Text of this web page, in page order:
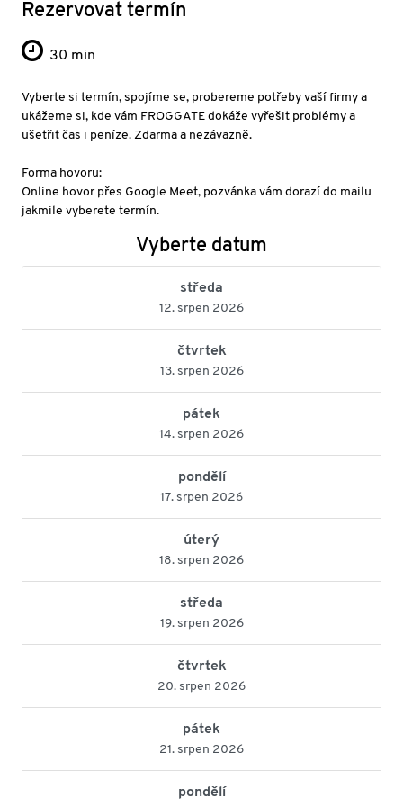
Rezervovat termín
30 min
Vyberte si termín, spojíme se, probereme potřeby vaší firmy a
ukážeme si, kde vám FROGGATE dokáže vyřešit problémy a
ušetřit čas i peníze. Zdarma a nezávazně.
Forma hovoru:
Online hovor přes Google Meet, pozvánka vám dorazí do mailu
jakmile vyberete termín.
Vyberte datum
středa
12. srpen 2026
čtvrtek
13. srpen 2026
pátek
14. srpen 2026
pondělí
17. srpen 2026
úterý
18. srpen 2026
středa
19. srpen 2026
čtvrtek
20. srpen 2026
pátek
21. srpen 2026
pondělí